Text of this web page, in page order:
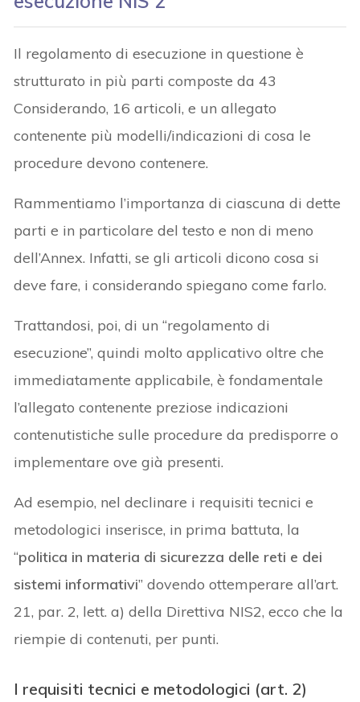
Il regolamento di esecuzione in questione è
strutturato in più parti composte da 43
Considerando, 16 articoli, e un allegato
contenente più modelli/indicazioni di cosa le
procedure devono contenere.
Rammentiamo l’importanza di ciascuna di dette
parti e in particolare del testo e non di meno
dell’Annex. Infatti, se gli articoli dicono cosa si
deve fare, i considerando spiegano come farlo.
Trattandosi, poi, di un “regolamento di
esecuzione”, quindi molto applicativo oltre che
immediatamente applicabile, è fondamentale
l’allegato contenente preziose indicazioni
contenutistiche sulle procedure da predisporre o
implementare ove già presenti.
Ad esempio, nel declinare i requisiti tecnici e
metodologici inserisce, in prima battuta, la
“politica in materia di sicurezza delle reti e dei
sistemi informativi” dovendo ottemperare all’art.
21, par. 2, lett. a) della Direttiva NIS2, ecco che la
riempie di contenuti, per punti.
I requisiti tecnici e metodologici (art. 2)